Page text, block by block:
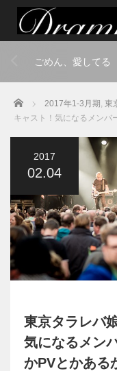
ごめん、愛してる
Home 2017年1-3月期 , 東
キャスト！気になるメンバ
2017
02.04
東京タラレバ
気になるメン
かPVとかある